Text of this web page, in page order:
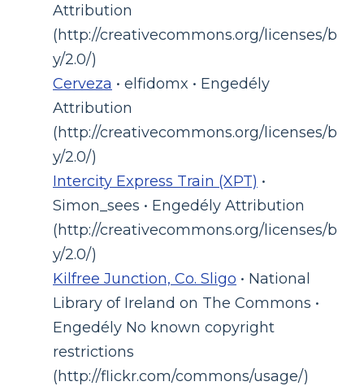
Attribution
(http://creativecommons.org/licenses/b
y/2.0/)
Cerveza • elfidomx • Engedély
Attribution
(http://creativecommons.org/licenses/b
y/2.0/)
Intercity Express Train (XPT) •
Simon_sees • Engedély Attribution
(http://creativecommons.org/licenses/b
y/2.0/)
Kilfree Junction, Co. Sligo • National
Library of Ireland on The Commons •
Engedély No known copyright
restrictions
(http://flickr.com/commons/usage/)